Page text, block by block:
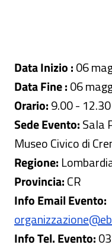
Data Inizio :06
Data Fine :06
Orario:9.00 - 12.30
Sede Evento:Sala
Museo Civico di
Regione:
Provincia:CR
Info Email Evento:
Info Tel. Evento: